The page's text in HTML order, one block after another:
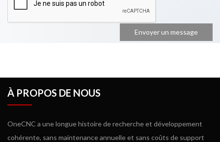
À PROPOS DE NOUS
OneCNC a une longue histoire de recherche et développement
cohérente, sans maintenance annuelle et sans coûts de support